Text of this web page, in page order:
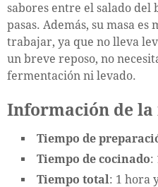
sabores entre el salado del
pasas. Además, su masa
trabajar, ya que no lleva
un breve reposo, no
fermentación ni levado.
Información de la
Tiempo de
Tiempo de cocinado:
Tiempo total : 1 hora